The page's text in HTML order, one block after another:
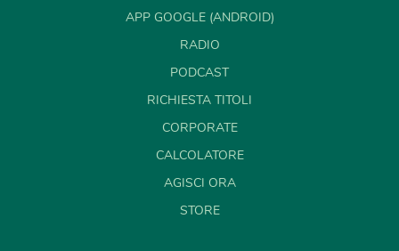
APP GOOGLE (ANDROID)
RADIO
PODCAST
RICHIESTA TITOLI
CORPORATE
CALCOLATORE
AGISCI ORA
STORE